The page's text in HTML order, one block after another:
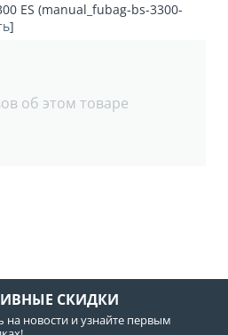
ES (manual_fubag-bs-3300-
]
об этом товаре
СКИДКИ
на новости и узнайте первым